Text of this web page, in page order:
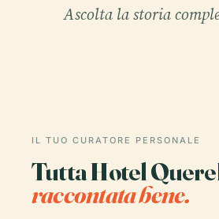
Ascolta la storia
IL TUO CURATORE PERSONALE
Tutta Hotel
raccontata bene.